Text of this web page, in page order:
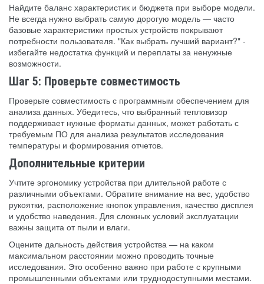
Найдите баланс характеристик и бюджета при выборе модели.
Не всегда нужно выбрать самую дорогую модель — часто
базовые характеристики простых устройств покрывают
потребности пользователя. "Как выбрать лучший вариант?" -
избегайте недостатка функций и переплаты за ненужные
возможности.
Шаг 5: Проверьте совместимость
Проверьте совместимость с программным обеспечением для
анализа данных. Убедитесь, что выбранный тепловизор
поддерживает нужные форматы данных, может работать с
требуемым ПО для анализа результатов исследования
температуры и формирования отчетов.
Дополнительные критерии
Учтите эргономику устройства при длительной работе с
различными объектами. Обратите внимание на вес, удобство
рукоятки, расположение кнопок управления, качество дисплея
и удобство наведения. Для сложных условий эксплуатации
важны защита от пыли и влаги.
Оцените дальность действия устройства — на каком
максимальном расстоянии можно проводить точные
исследования. Это особенно важно при работе с крупными
промышленными объектами или труднодоступными местами.